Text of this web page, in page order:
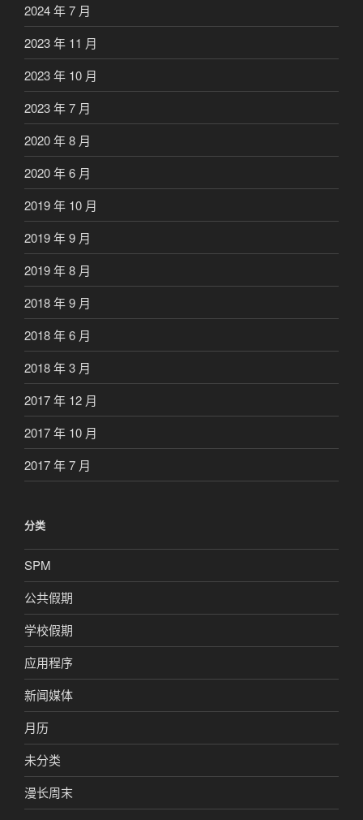
2024 年 7 月
2023 年 11 月
2023 年 10 月
2023 年 7 月
2020 年 8 月
2020 年 6 月
2019 年 10 月
2019 年 9 月
2019 年 8 月
2018 年 9 月
2018 年 6 月
2018 年 3 月
2017 年 12 月
2017 年 10 月
2017 年 7 月
分类
SPM
公共假期
学校假期
应用程序
新闻媒体
月历
未分类
漫长周末